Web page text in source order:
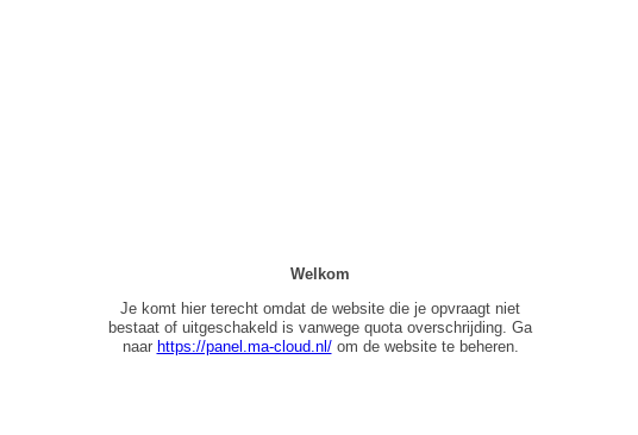
Welkom
Je komt hier terecht omdat de website die je opvraagt niet
bestaat of uitgeschakeld is vanwege quota overschrijding. Ga
naar https://panel.ma-cloud.nl/om de website te beheren.